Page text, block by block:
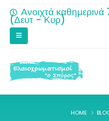
Ανοιχτά
(Δευτ - Κυρ)
HOME